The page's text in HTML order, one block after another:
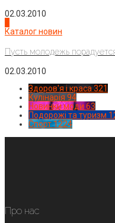
02.03.2010
Каталог новин
Пусть молодежь
02.03.2010
Здоров'я і краса 321
Кулінарія 94
Новинки моди 63
Подорожі та туризм
Спорт1224
Про нас